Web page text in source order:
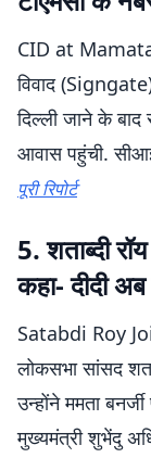
CID at Mamata
विवाद
दिल्ली जाने के बाद
आवास पहुंची.
पूरी रिपोर्ट
5. शताब्दी
कहा- दीदी
Satabdi Roy
लोकसभा सांसद
उन्होंने ममता
मुख्यमंत्री शुभेंदु